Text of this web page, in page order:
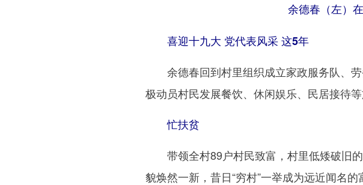
余德春（左）
喜迎十九大 党代表风采这5年
余德春回到村里组织成立家政服务队、劳
极动员村民发展餐饮、休闲娱乐、民居接待等
忙扶贫
带领全村89户村民致富，村里低矮破旧
貌焕然一新，昔日“穷村”一举成为远近闻名的